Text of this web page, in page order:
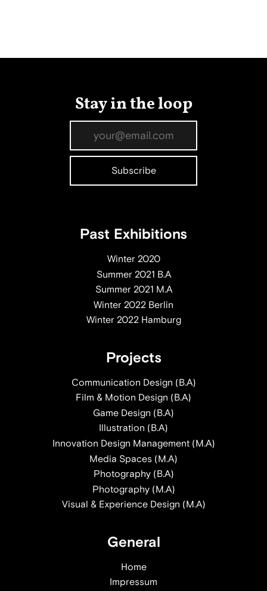
Stay in the loop
Past Exhibitions
Winter 2020
Summer 2021 B.A
Summer 2021 M.A
Winter 2022 Berlin
Winter 2022 Hamburg
Projects
Communication Design (B.A)
Film & Motion Design (B.A)
Game Design (B.A)
Illustration (B.A)
Innovation Design Management (M.A)
Media Spaces (M.A)
Photography (B.A)
Photography (M.A)
Visual & Experience Design (M.A)
General
Home
Impressum